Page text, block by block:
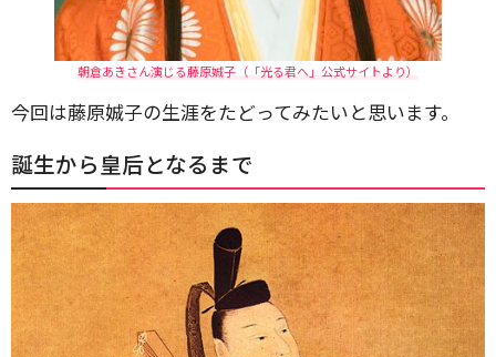
朝倉あきさん演じる藤原娍子（「光る君へ」公式サイトより）
今回は藤原娍子の生涯をたどってみたいと思います。
誕生から皇后となるまで